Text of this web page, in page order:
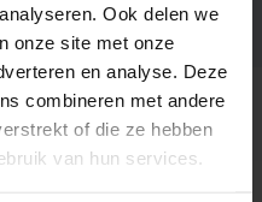
Ook delen we
onze site met onze
en analyse. Deze
combineren met andere
of die ze hebben
van hun services.
LEDcapsule ND 4.8-
830